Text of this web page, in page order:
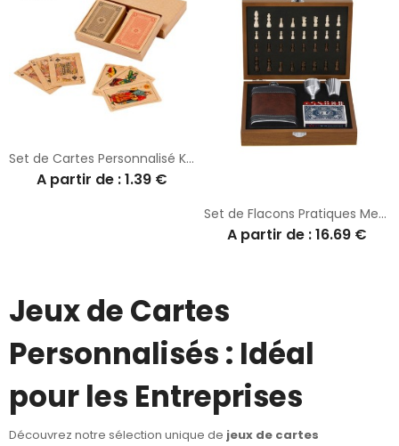
Set de Cartes Personnalisé Kardain
A partir de : 1.39 €
Set de Flacons Pratiques Menzie
A partir de : 16.69 €
Jeux de Cartes
Personnalisés : Idéal
pour les Entreprises
Découvrez notre sélection unique de jeux de cartes